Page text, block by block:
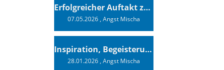
Erfolgreicher Auftakt zur Swiss Sailing Challenge League 2026
07.05.2026, Angst Mischa
Inspiration, Begeisterung - Ein Vortrag von Vendée-Globe-Finisher Oliver Heer
28.01.2026, Angst Mischa